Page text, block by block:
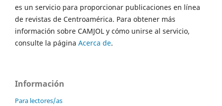
es un servicio para proporcionar publicaciones en línea
de revistas de Centroamérica. Para obtener más
información sobre CAMJOL y cómo unirse al servicio,
consulte la página Acerca de.
Información
Para lectores/as